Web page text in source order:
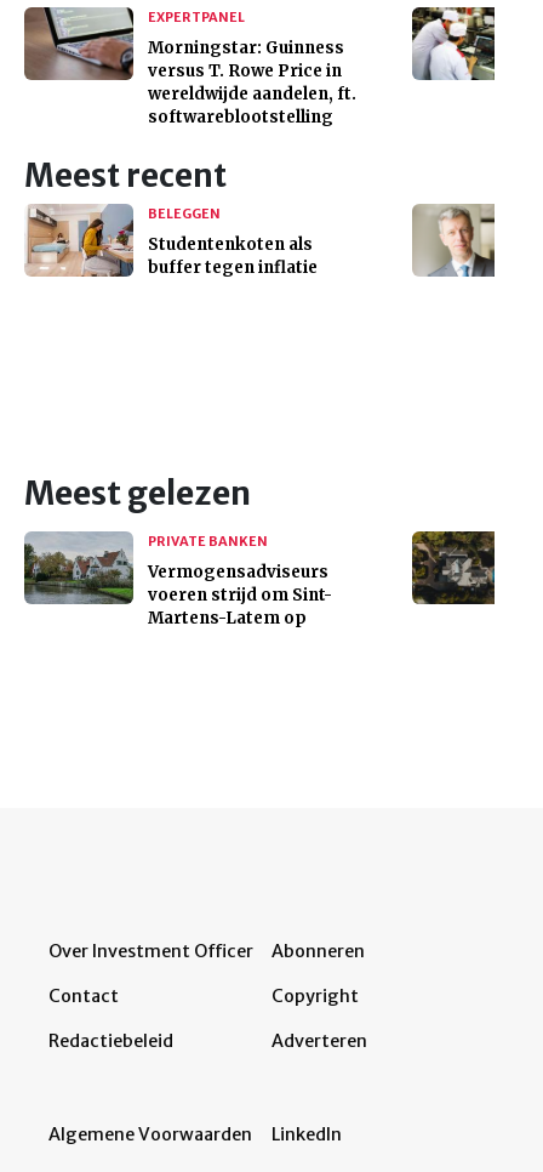
EXPERTPANEL
Morningstar: Guinness
versus T. Rowe Price in
wereldwijde aandelen, ft.
softwareblootstelling
Meest recent
BELEGGEN
Studentenkoten als
buffer tegen inflatie
Meest gelezen
PRIVATE BANKEN
Vermogensadviseurs
voeren strijd om Sint-
Martens-Latem op
Over Investment Officer
Contact
Redactiebeleid
Abonneren
Copyright
Adverteren
Algemene Voorwaarden LinkedIn